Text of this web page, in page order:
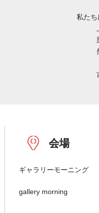
私たち
会場
ギャラリーモーニング
gallery morning